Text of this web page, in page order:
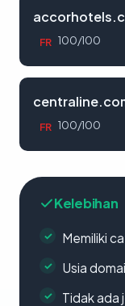
FR 100/100
FR 100/100
Kelebihan
Memiliki
Usia
Tidak ada